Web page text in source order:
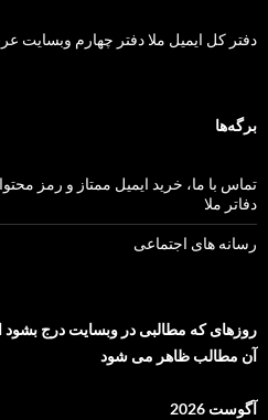
دفتر کل ایمیل ملا دفتر چهارم وبسایت
برگه‌ها
دفاتر ملا
رسانه های اجتماعی
روزهای که مطالبی در وبسایت درج بشود
آن مطالب ظاهر می شود
آگوست 2026